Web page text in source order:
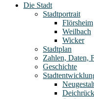
Die Stadt
Stadtportrait
Flörsheim
Weilbach
Wicker
Stadtplan
Zahlen, Daten,
Geschichte